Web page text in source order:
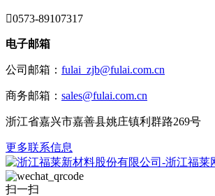
0573-89107317
电子邮箱
公司邮箱： fulai_zjb@fulai.com.cn
商务邮箱： sales@fulai.com.cn
浙江省嘉兴市嘉善县姚庄镇利群路269号
更多联系信息
扫一扫